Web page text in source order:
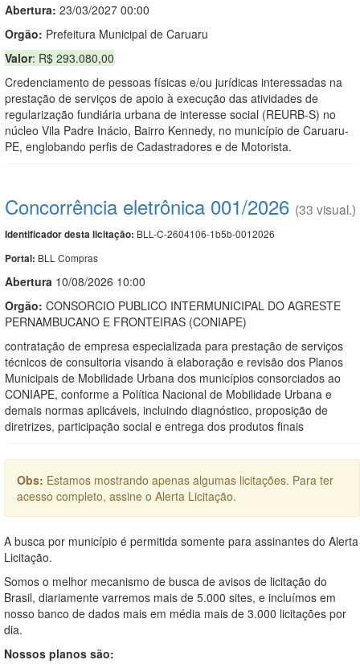
Abertura: 23/03/2027 00:00
Orgão: Prefeitura Municipal de Caruaru
Valor: R$ 293.080,00
Credenciamento de pessoas físicas e/ou jurídicas interessadas na
prestação de serviços de apoio à execução das atividades de
regularização fundiária urbana de interesse social (REURB-S) no
núcleo Vila Padre Inácio, Bairro Kennedy, no município de Caruaru-
PE, englobando perfis de Cadastradores e de Motorista.
Concorrência eletrônica 001/2026 (33 visual.)
Identificador desta licitação: BLL-C-2604106-1b5b-0012026
Portal: BLL Compras
Abertura 10/08/2026 10:00
Orgão: CONSORCIO PUBLICO INTERMUNICIPAL DO AGRESTE
PERNAMBUCANO E FRONTEIRAS (CONIAPE)
contratação de empresa especializada para prestação de serviços
técnicos de consultoria visando à elaboração e revisão dos Planos
Municipais de Mobilidade Urbana dos municípios consorciados ao
CONIAPE, conforme a Política Nacional de Mobilidade Urbana e
demais normas aplicáveis, incluindo diagnóstico, proposição de
diretrizes, participação social e entrega dos produtos finais
Obs: Estamos mostrando apenas algumas licitações. Para ter
acesso completo, assine o Alerta Licitação.
A busca por município é permitida somente para assinantes do Alerta
Licitação.
Somos o melhor mecanismo de busca de avisos de licitação do
Brasil, diariamente varremos mais de 5.000 sites, e incluímos em
nosso banco de dados mais em média mais de 3.000 licitações por
dia.
Nossos planos são: